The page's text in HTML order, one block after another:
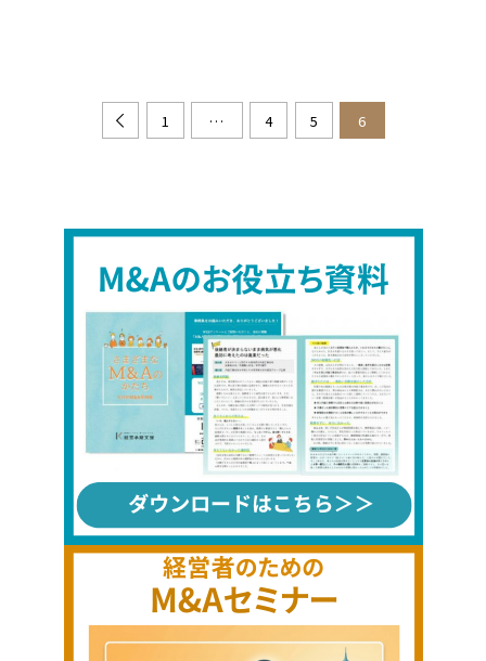
1 … 4 5 6